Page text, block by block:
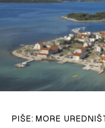
PLOVILA
PLOVIDBA
SPIZA
VELIKE PRIČE
PRETPLATA
PIŠE: MORE